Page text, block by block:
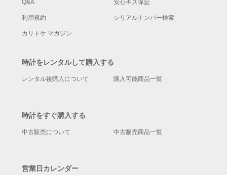
Q&A 安心キズ保証
利用規約 シリアルナンバー検索
カリトケ マガジン
時計をレンタルして購入する
レンタル後購入について 購入可能商品一覧
時計をすぐ購入する
中古販売について 中古販売商品一覧
営業日カレンダー